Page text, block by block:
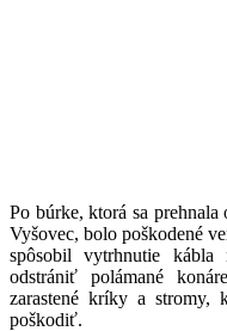
Po búrke, ktorá sa
Vyšovec, bolo poškodené
spôsobil vytrhnutie kábla
odstrániť polámané
zarastené kríky a
poškodiť.